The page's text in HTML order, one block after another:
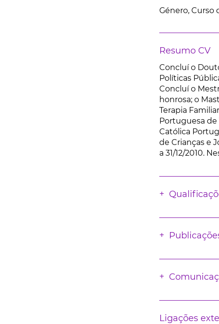
Género, Curso
Resumo CV
Concluí o
Políticas
Concluí o
honrosa; o
Terapia
Portuguesa de
Católica
de Crianças e
a 31/12/2010.
Ligações